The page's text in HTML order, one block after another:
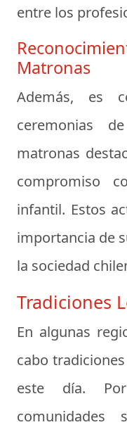
entre los
Matronas
Además, es
ceremonias
matronas
compromiso
infantil. Estos
importancia de
la sociedad
Tradiciones
En algunas
cabo
este día.